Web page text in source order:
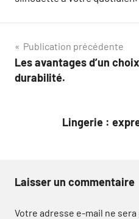
Navigation
de
Publication précédente
Les avantages d’un
durabilité.
Lingerie :
Laisser un commentaire
Votre adresse e-mail ne sera